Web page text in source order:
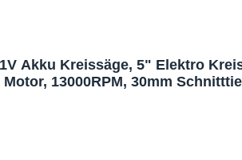
Akku Kreissäge, 5" Elektro
13000RPM, 30mm